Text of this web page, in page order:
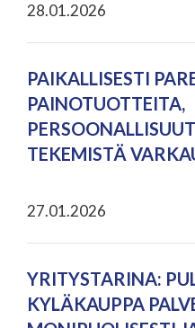
28.01.2026
PAIKALLISESTI
PAINOTUOTTEITA,
TEKEMISTÄ
27.01.2026
YRITYSTARINA:
KYLÄKAUPPA